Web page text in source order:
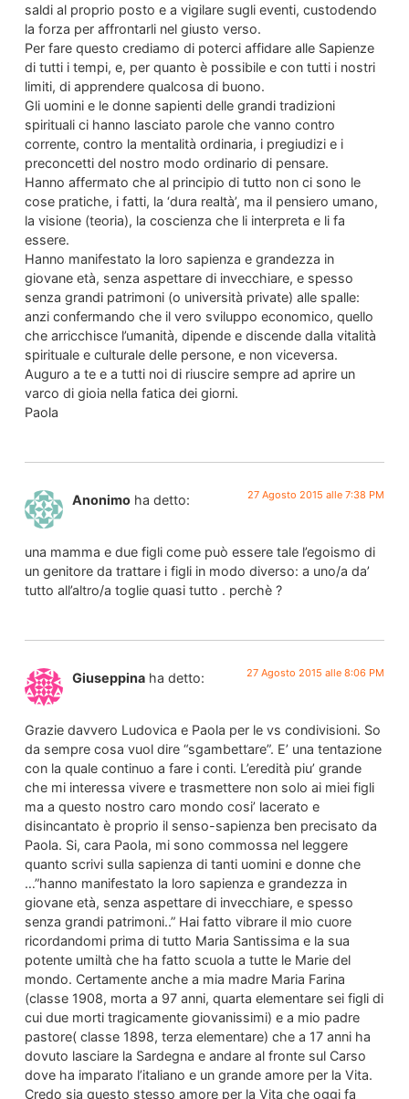
saldi al proprio posto e a vigilare sugli eventi, custodendo
la forza per affrontarli nel giusto verso.
Per fare questo crediamo di poterci affidare alle Sapienze
di tutti i tempi, e, per quanto è possibile e con tutti i nostri
limiti, di apprendere qualcosa di buono.
Gli uomini e le donne sapienti delle grandi tradizioni
spirituali ci hanno lasciato parole che vanno contro
corrente, contro la mentalità ordinaria, i pregiudizi e i
preconcetti del nostro modo ordinario di pensare.
Hanno affermato che al principio di tutto non ci sono le
cose pratiche, i fatti, la ‘dura realtà’, ma il pensiero umano,
la visione (teoria), la coscienza che li interpreta e li fa
essere.
Hanno manifestato la loro sapienza e grandezza in
giovane età, senza aspettare di invecchiare, e spesso
senza grandi patrimoni (o università private) alle spalle:
anzi confermando che il vero sviluppo economico, quello
che arricchisce l’umanità, dipende e discende dalla vitalità
spirituale e culturale delle persone, e non viceversa.
Auguro a te e a tutti noi di riuscire sempre ad aprire un
varco di gioia nella fatica dei giorni.
Paola
Anonimo ha detto: 27 Agosto 2015 alle 7:38 PM
una mamma e due figli come può essere tale l’egoismo di
un genitore da trattare i figli in modo diverso: a uno/a da’
tutto all’altro/a toglie quasi tutto . perchè ?
Giuseppina ha detto: 27 Agosto 2015 alle 8:06 PM
Grazie davvero Ludovica e Paola per le vs condivisioni. So
da sempre cosa vuol dire “sgambettare”. E’ una tentazione
con la quale continuo a fare i conti. L’eredità piu’ grande
che mi interessa vivere e trasmettere non solo ai miei figli
ma a questo nostro caro mondo cosi’ lacerato e
disincantato è proprio il senso-sapienza ben precisato da
Paola. Si, cara Paola, mi sono commossa nel leggere
quanto scrivi sulla sapienza di tanti uomini e donne che
…”hanno manifestato la loro sapienza e grandezza in
giovane età, senza aspettare di invecchiare, e spesso
senza grandi patrimoni..” Hai fatto vibrare il mio cuore
ricordandomi prima di tutto Maria Santissima e la sua
potente umiltà che ha fatto scuola a tutte le Marie del
mondo. Certamente anche a mia madre Maria Farina
(classe 1908, morta a 97 anni, quarta elementare sei figli di
cui due morti tragicamente giovanissimi) e a mio padre
pastore( classe 1898, terza elementare) che a 17 anni ha
dovuto lasciare la Sardegna e andare al fronte sul Carso
dove ha imparato l’italiano e un grande amore per la Vita.
Credo sia questo stesso amore per la Vita che oggi fa